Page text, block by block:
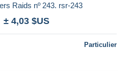
Raids nº 243. rsr-243
± 4,03 $US
Particulier